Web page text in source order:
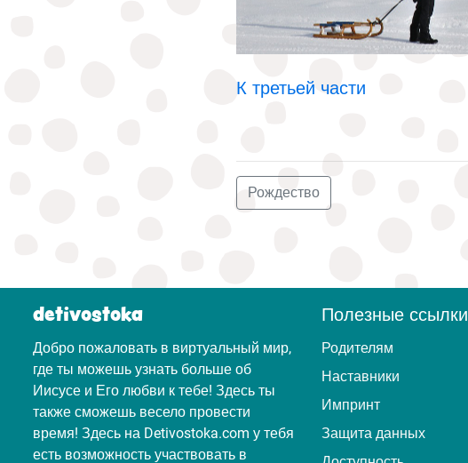
К третьей части
Рождество
detivostoka
Добро пожаловать в виртуальный мир,
где ты можешь узнать больше об
Иисусе и Его любви к тебе! Здесь ты
также сможешь весело провести
время! Здесь на Detivostoka.com у тебя
есть возможность участвовать в
Полезные ссылки
Родителям
Наставники
Импринт
Защита данных